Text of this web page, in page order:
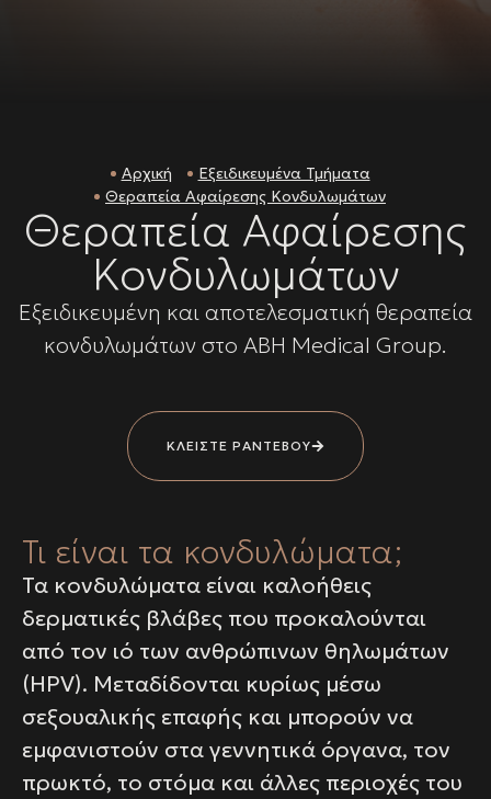
Αρχική
Εξειδικευμένα Τμήματα
Θεραπεία Αφαίρεσης Κονδυλωμάτων
Θεραπεία Αφαίρεσης
Κονδυλωμάτων
Εξειδικευμένη και αποτελεσματική θεραπεία
κονδυλωμάτων στο ABH Medical Group.
ΚΛΕΙΣΤΕ ΡΑΝΤΕΒΟΥ
Τι είναι τα κονδυλώματα;
Τα κονδυλώματα είναι καλοήθεις
δερματικές βλάβες που προκαλούνται
από τον ιό των ανθρώπινων θηλωμάτων
(HPV). Μεταδίδονται κυρίως μέσω
σεξουαλικής επαφής και μπορούν να
εμφανιστούν στα γεννητικά όργανα, τον
πρωκτό, το στόμα και άλλες περιοχές του